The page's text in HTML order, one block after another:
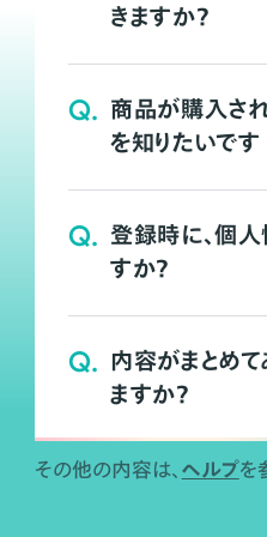
きますか？
Q. 商品が購入さ
を知りたいです
Q. 登録時に、個
すか？
Q. 内容がまとめ
ますか？
その他の内容は、 ヘルプを